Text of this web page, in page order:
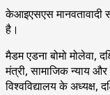
केआइएसएस मानवतावादी
है।
मैडम एडना बोमो मोलेवा,
मंत्री, सामाजिक न्याय
विश्वविद्यालय के अध्यक्ष,